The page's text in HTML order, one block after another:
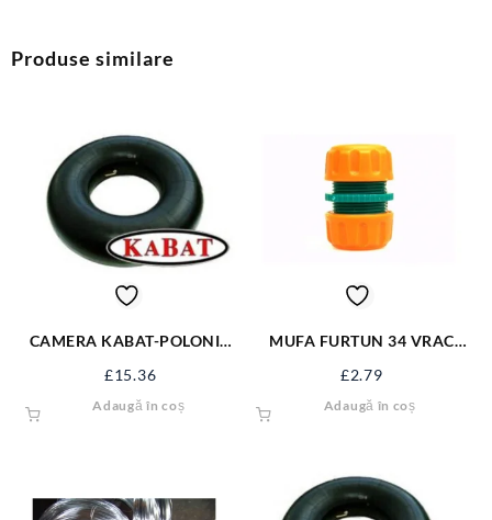
Produse similare
CAMERA KABAT-POLONIA
£15.36
Adaugă în coș
MUFA FURTUN 34 VRAC
£2.79
Adaugă în coș